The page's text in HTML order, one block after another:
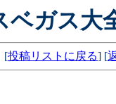
ベガス大
[投稿リストに戻る] [